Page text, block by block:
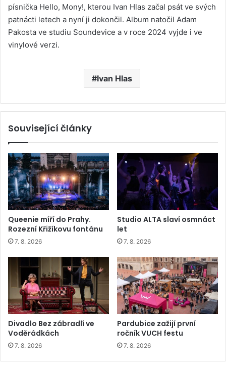
písnička Hello, Mony!, kterou Ivan Hlas začal psát ve svých
patnácti letech a nyní ji dokončil. Album natočil Adam
Pakosta ve studiu Soundevice a v roce 2024 vyjde i ve
vinylové verzi.
Ivan Hlas
Související články
Queenie míří do Prahy.
Rozezní Křižíkovu fontánu
7. 8. 2026
Studio ALTA slaví osmnáct
let
7. 8. 2026
Divadlo Bez zábradlí ve
Voděrádkách
7. 8. 2026
Pardubice zažijí první
ročník VUCH festu
7. 8. 2026